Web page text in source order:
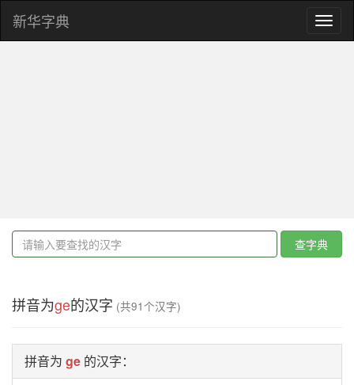
新华字典
查字典
拼音为ge的汉字 (共91个汉字)
拼音为 ge 的汉字：